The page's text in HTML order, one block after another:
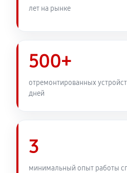
3280 руб
Замена задней панели
Замена диска управления
лет на рынке
500+
отремонтированных
дней
3
минимальный опыт работы